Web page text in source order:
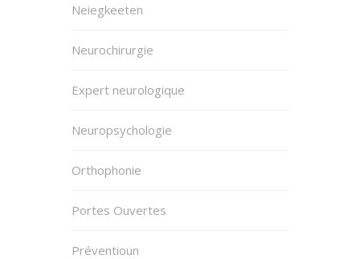
Neiegkeeten
Neurochirurgie
Expert neurologique
Neuropsychologie
Orthophonie
Portes Ouvertes
Préventioun